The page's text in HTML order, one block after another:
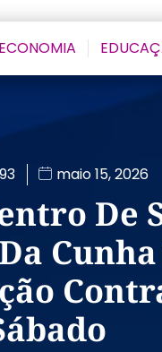
ECONOMIA
maio 15, 2026
De